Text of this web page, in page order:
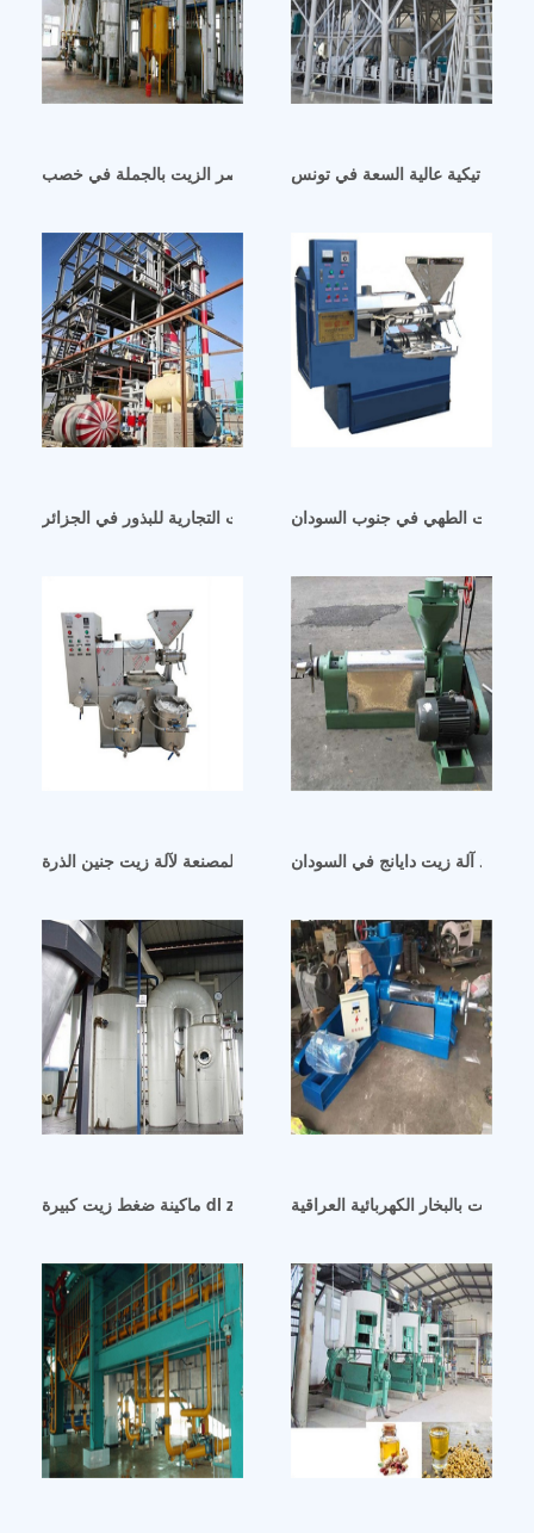
مصنعي آلات عصر الزيت بالجملة في خصبعالية السعة في تونس
معدات آلات عصر الزيوت التجارية للبذور في الجزائرلزيت الطهي في جنوب السودان
جنوب السودان الشركة المصنعة لآلة زيت جنين الذرةالبارد آلة زيت دايانج في السودان
ماكينة ضغط زيت كبيرة dl zyj04 شراء في الجزائر
الزيت بالبخار الكهربائية العراقية